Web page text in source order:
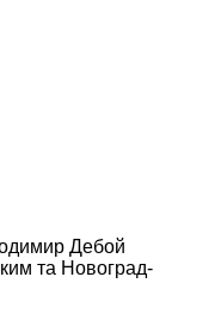
Дебой
та Новоград-